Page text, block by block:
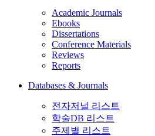
Academic Journals
Ebooks
Dissertations
Conference Materials
Reviews
Reports
Databases & Journals
전자저널 리스트
학술DB 리스트
주제별 리스트